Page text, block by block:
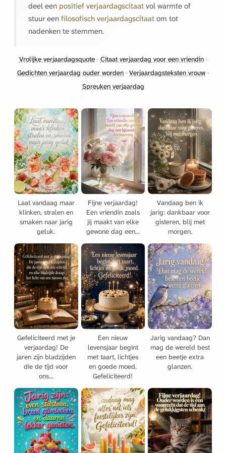
deel een positief verjaardagscitaat vol warmte of
stuur een filosofisch verjaardagscitaat om tot
nadenken te stemmen.
Vrolijke verjaardagsquote· Citaat verjaardag voor een vriendin·
Gedichten verjaardag ouder worden · Verjaardagsteksten vrouw ·
Spreuken verjaardag
Laat vandaag maar
klinken, stralen en
smaken naar jarig
geluk.
Fijne verjaardag!
Een vriendin zoals
jij maakt van elke
gewone dag een...
Vandaag ben ik
jarig: dankbaar voor
gisteren, blij met
morgen.
Gefeliciteerd met je
verjaardag! De
jaren zijn bladzijden
die de tijd voor
ons...
Een nieuw
levensjaar begint
met taart, lichtjes
en goede moed.
Gefeliciteerd!
Jarig vandaag? Dan
mag de wereld best
een beetje extra
glanzen.